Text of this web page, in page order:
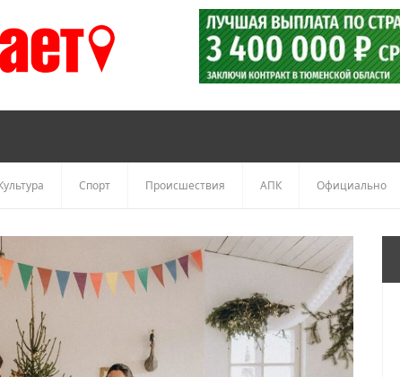
Спорт Происшествия АПК Официально